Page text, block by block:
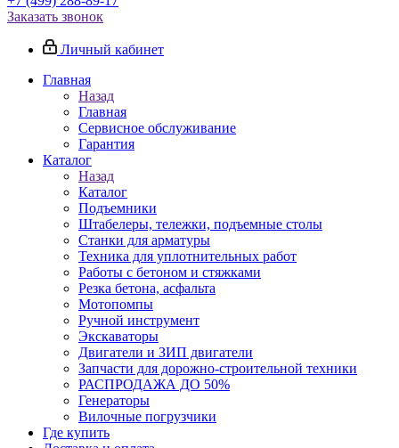
Заказать звонок
Личный кабинет
Главная
Назад
Главная
Сервисное обслуживание
Гарантия
Каталог
Назад
Каталог
Подъемники
Штабелеры, тележки, подъемные столы
Станки для арматуры
Техника для уплотнительных работ
Работы с бетоном и стяжками
Резка бетона, асфальта
Мотопомпы
Ручной инструмент
Экскаваторы
Двигатели и ЗИП двигатели
Запчасти для дорожно-строительной техники
РАСПРОДАЖА ДО 50%
Генераторы
Вилочные погрузчики
Где купить